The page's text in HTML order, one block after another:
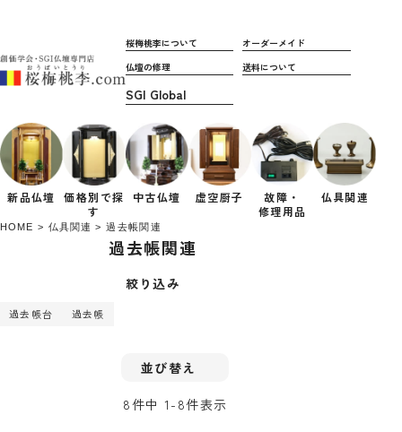
桜梅桃李について
オーダーメイド
仏壇の修理
送料について
新品仏壇 価格別で探
す
中古仏壇 虚空厨子
故障・
修理用品
仏具関連
HOME 仏具関連 過去帳関連
過去帳関連
絞り込み
過去帳台 過去帳
並び替え
8件中 1 - 8件表示